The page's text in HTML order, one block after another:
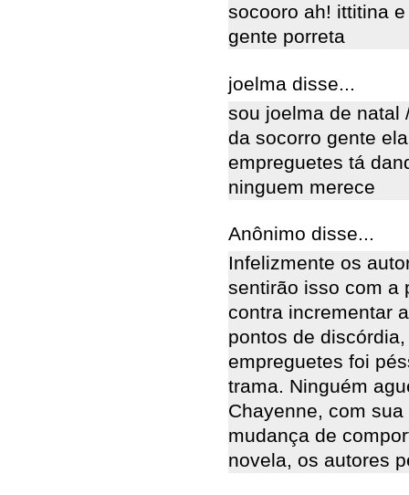
socooro ah! ittitina
gente porreta
joelma disse...
sou joelma de natal
da socorro gente
empreguetes tá
ninguem merece
Anônimo disse...
Infelizmente os
sentirão isso com a
contra incrementar
pontos de
empreguetes foi
trama. Ninguém
Chayenne, com
mudança de
novela, os autores